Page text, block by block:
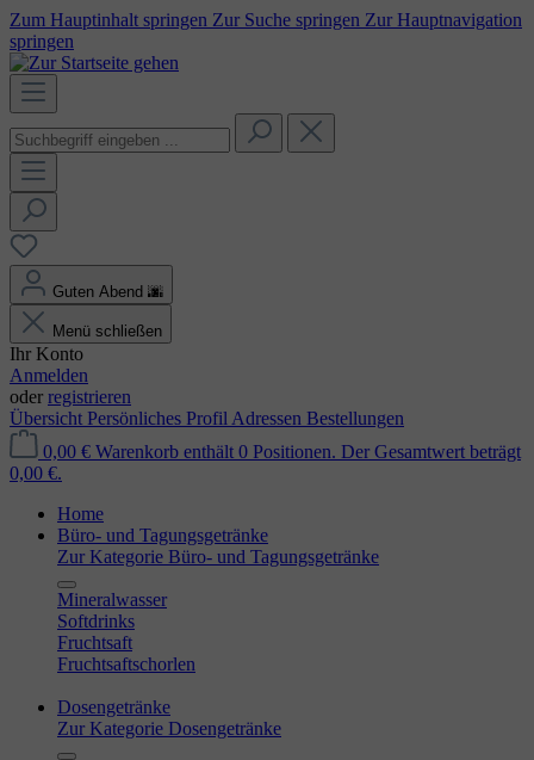
Zum Hauptinhalt springen Zur Suche springen Zur Hauptnavigation
springen
Guten Abend 🌆
Menü schließen
Ihr Konto
Anmelden
oder registrieren
Übersicht Persönliches Profil Adressen Bestellungen
0,00 € Warenkorb enthält 0 Positionen. Der Gesamtwert beträgt
0,00 €.
Home
Büro- und Tagungsgetränke
Zur Kategorie Büro- und Tagungsgetränke
Mineralwasser
Softdrinks
Fruchtsaft
Fruchtsaftschorlen
Dosengetränke
Zur Kategorie Dosengetränke